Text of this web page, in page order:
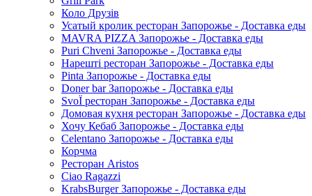
Коло Друзів
Усатый кролик ресторан Запорожье - Доставка еды
MAVRA PIZZA Запорожье - Доставка еды
Puri Chveni Запорожье - Доставка еды
Нарешті ресторан Запорожье - Доставка еды
Pinta Запорожье - Доставка еды
Doner bar Запорожье - Доставка еды
SvoЇ ресторан Запорожье - Доставка еды
Домовая кухня ресторан Запорожье - Доставка еды
Хочу Кебаб Запорожье - Доставка еды
Celentano Запорожье - Доставка еды
Корчма
Ресторан Aristos
Ciao Ragazzi
KrabsBurger Запорожье - Доставка еды